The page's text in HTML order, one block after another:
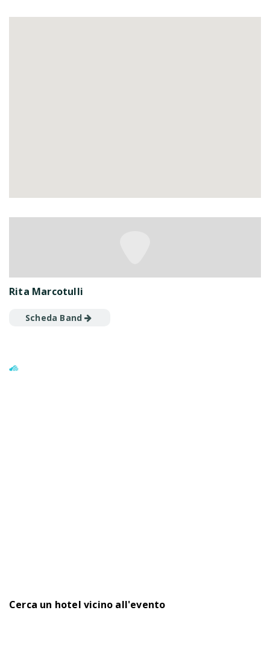
Rita Marcotulli
Scheda Band
Cerca un hotel vicino all'evento